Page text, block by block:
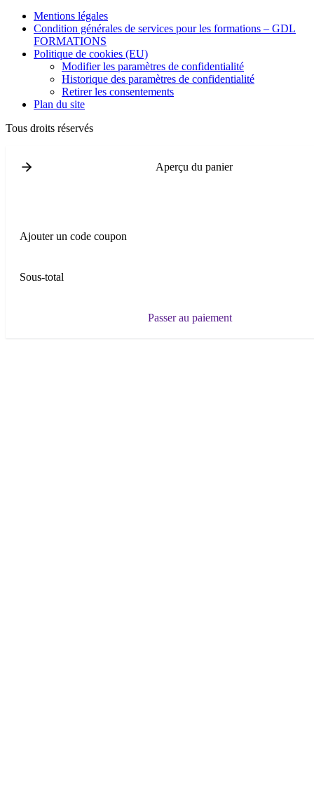
Mentions légales
Condition générales de services pour les formations – GDL
FORMATIONS
Politique de cookies (EU)
Modifier les paramètres de confidentialité
Historique des paramètres de confidentialité
Retirer les consentements
Plan du site
Tous droits réservés
Aperçu du panier
Ajouter un code coupon
Sous-total
Passer au paiement